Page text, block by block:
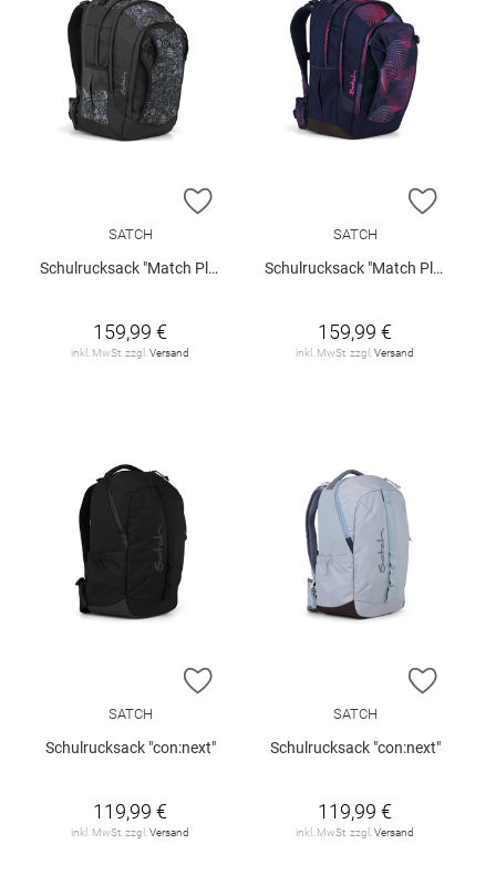
ZUR WUNSCHLISTE HINZUFÜGEN
SATCH
Schulrucksack "Match Plus"
159,99 €
inkl. MwSt. zzgl. Versand
ZUR
SATCH
Schulrucksack "Match Plus"
159,99 €
inkl. MwSt. zzgl. Versand
ZUR WUNSCHLISTE HINZUFÜGEN
SATCH
Schulrucksack "con:next"
119,99 €
inkl. MwSt. zzgl. Versand
ZUR
SATCH
Schulrucksack "con:next"
119,99 €
inkl. MwSt. zzgl. Versand